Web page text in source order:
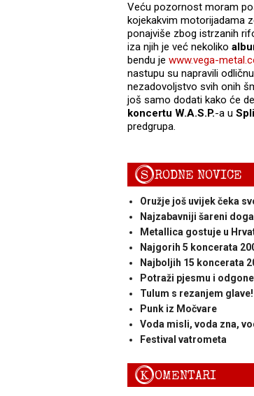
Veću pozornost moram
kojekakvim motorijadama
ponajviše zbog istrzanih
iza njih je već nekoliko
bendu je www.vega-
nastupu su napravili
nezadovoljstvo svih onih
još samo dodati kako će
koncertu W.A.S.P.-a u
predgrupa.
SRODNE NOVICE
Oružje još uvijek čeka
Najzabavniji šareni
Metallica gostuje u
Najgorih 5 koncerata
Najboljih 15 koncerata
Potraži pjesmu i
Tulum s rezanjem glave!
Punk iz Močvare
Voda misli, voda zna,
Festival vatrometa
KOMENTARI